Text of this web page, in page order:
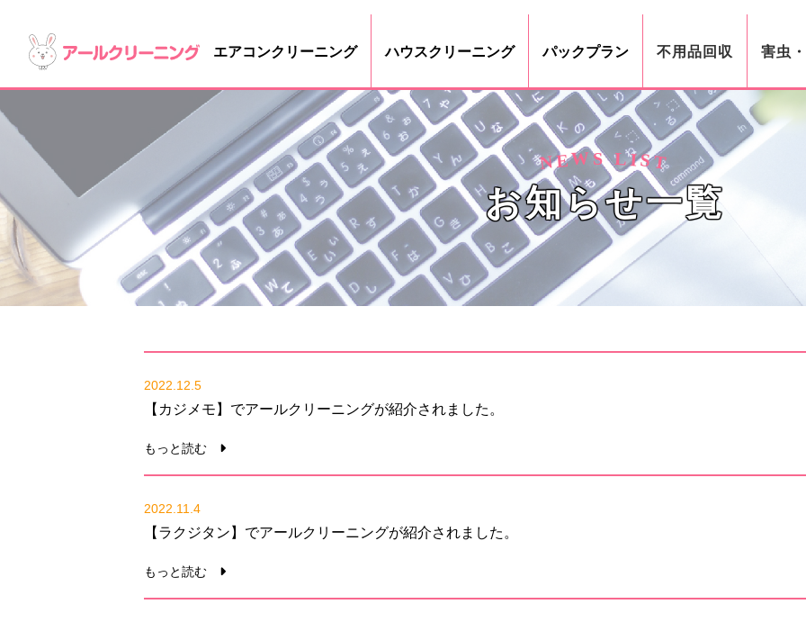
エアコンクリーニング ハウスクリーニング パックプラン 不用品回収 害虫
NEWS LIST
お知らせ一覧
2022.12.5
【カジメモ】でアールクリーニングが紹介されました。
もっと読む
2022.11.4
【ラクジタン】でアールクリーニングが紹介されました。
もっと読む